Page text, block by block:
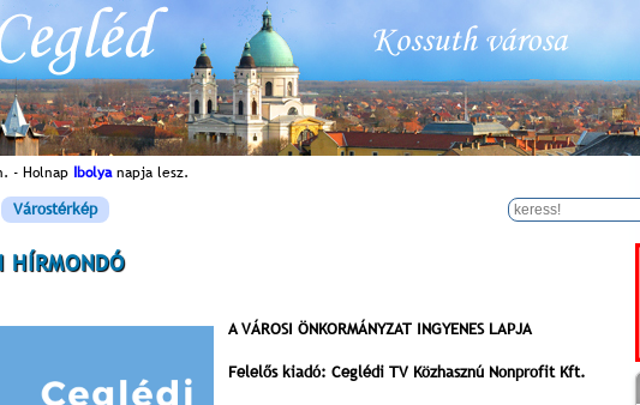
- Holnap Ibolyanapja lesz.
Várostérkép
HÍRMONDÓ
A VÁROSI ÖNKORMÁNYZAT INGYENES LAPJA
Felelős kiadó: Ceglédi TV Közhasznú Nonprofit Kft.